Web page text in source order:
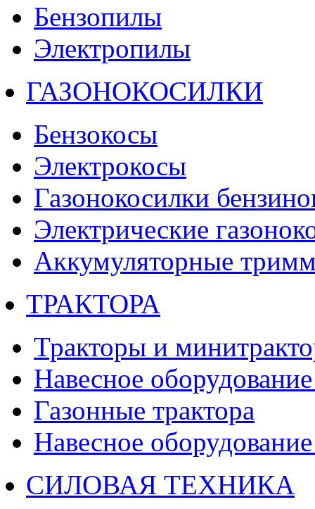
Бензопилы
Электропилы
ГАЗОНОКОСИЛКИ
Бензокосы
Электрокосы
Газонокосилки
Электрические
Аккумуляторные
ТРАКТОРА
Тракторы и
Навесное
Газонные трактора
Навесное
СИЛОВАЯ ТЕХНИКА